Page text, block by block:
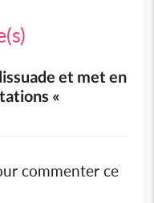
et met en
«
commenter ce